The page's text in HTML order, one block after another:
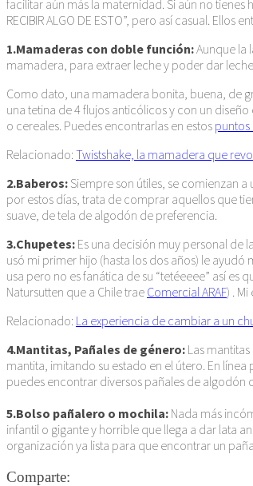
facilitar aún más la maternidad. Si aún no tienes
RECIBIR ALGO DE ESTO”, pero así casual.
1.Mamaderas con doble función:Aunque la
mamadera, para extraer leche y poder dar
Como dato, una mamadera bonita, buena, de
una tetina de 4 flujos anticólicos y con un
o cereales. Puedes encontrarlas en estos puntos
Relacionado: Twistshake, la mamadera que
2.Baberos: Siempre son útiles, se comienzan
por estos días, trata de comprar aquellos que
suave, de tela de algodón de preferencia.
3.Chupetes: Es una decisión muy personal de
usó mi primer hijo (hasta los dos años) le
usa pero no es fanática de su “tetéeeee” así
Natursutten que a Chile trae Comercial ARAF) .
Relacionado: La experiencia de cambiar a un
4.Mantitas, Pañales de género: Las
mantita, imitando su estado en el útero. En
puedes encontrar diversos pañales de algodón
5.Bolso pañalero o mochila: Nada más
infantil o gigante y horrible que llega a dar lata
organización ya lista para que encontrar un
Comparte: